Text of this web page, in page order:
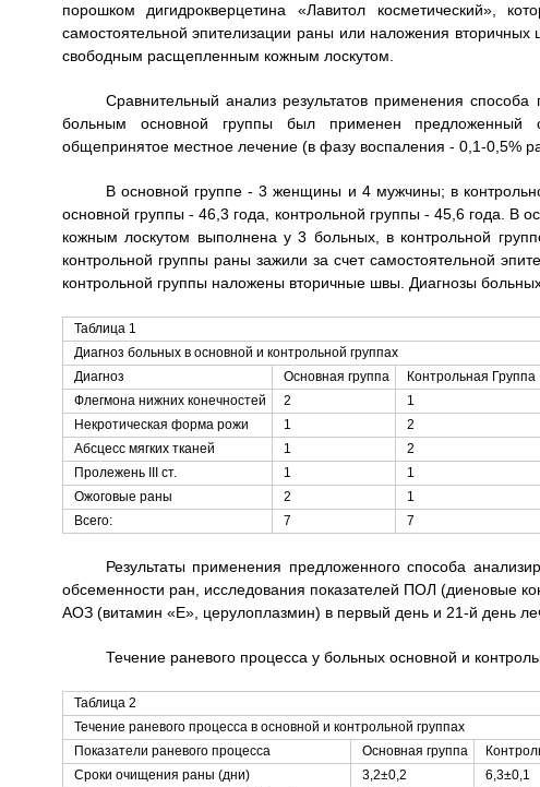
порошком дигидрокверцетина «Лавитол косметический»,
самостоятельной эпителизации раны или наложения
свободным расщепленным кожным лоскутом.
Сравнительный анализ результатов применения
больным основной группы был применен предложенный
общепринятое местное лечение (в фазу воспаления - 0,1-0,5%
В основной группе - 3 женщины и 4 мужчины; в
основной группы - 46,3 года, контрольной группы - 45,6 года. В
кожным лоскутом выполнена у 3 больных, в контрольной
контрольной группы раны зажили за счет самостоятельной
контрольной группы наложены вторичные швы. Диагнозы
Таблица 1
Диагноз больных в основной и контрольной группах
Диагноз
Основная группа
Контрольная Группа
Флегмона нижних конечностей
2
1
Некротическая форма рожи
1
2
Абсцесс мягких тканей
1
2
Пролежень III ст.
1
1
Ожоговые раны
2
1
Всего:
7 7
Результаты применения предложенного способа
обсеменности ран, исследования показателей ПОЛ (диеновые
АОЗ (витамин «Е», церулоплазмин) в первый день и 21-й день
Течение раневого процесса у больных основной и
Таблица 2
Течение раневого процесса в основной и контрольной группах
Показатели раневого процесса
Основная группа
Сроки очищения раны (дни)
3,2±0,2
6,3±0,1